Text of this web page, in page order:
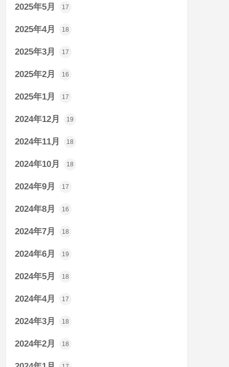
2025年5月 17
2025年4月 18
2025年3月 17
2025年2月 16
2025年1月 17
2024年12月 19
2024年11月 18
2024年10月 18
2024年9月 17
2024年8月 16
2024年7月 18
2024年6月 19
2024年5月 18
2024年4月 17
2024年3月 18
2024年2月 18